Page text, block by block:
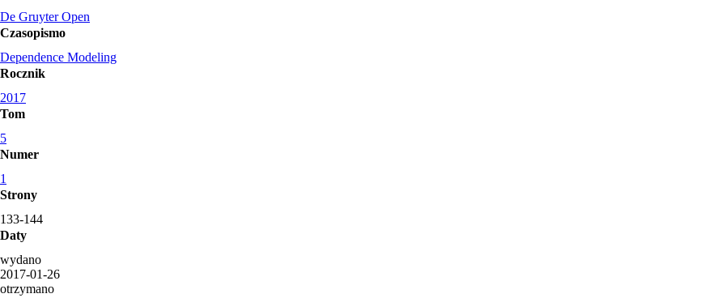
De Gruyter Open
Czasopismo
Dependence Modeling
Rocznik
2017
Tom
5
Numer
1
Strony
133-144
Daty
wydano
2017-01-26
otrzymano